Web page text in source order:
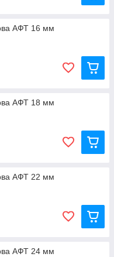
АФТ 16 мм
АФТ 18 мм
АФТ 22 мм
АФТ 24 мм